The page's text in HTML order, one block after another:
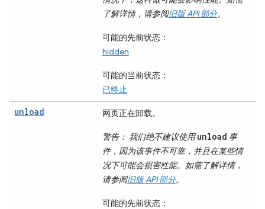
了解详情，请参阅旧版 API 部分。
可能的先前状态 ：
hidden
可能的当前状态 ：
已终止
unload 网页正在卸载。
警告： 我们绝不建议使用unload 事
件，因为该事件不可靠，并且在某些情
况下可能会损害性能。如需了解详情，
请参阅旧版 API 部分。
可能的先前状态 ：